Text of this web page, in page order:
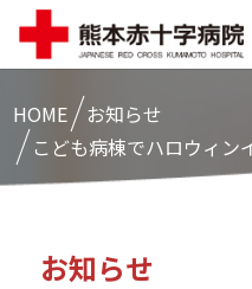
HOME
お知らせ
こども病棟でハロウィン
お知らせ